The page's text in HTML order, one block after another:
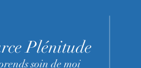
Plénitude
soin de moi